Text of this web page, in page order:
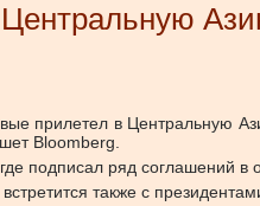
прилетел в Центральную
Bloomberg.
подписал ряд соглашений в
также с